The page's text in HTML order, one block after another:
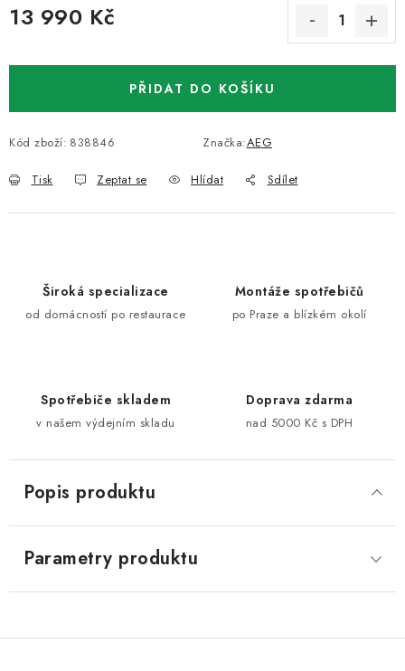
13 990 Kč
PŘIDAT DO KOŠÍKU
Kód zboží: 838846 Značka:AEG
Tisk Zeptat se Hlídat Sdílet
Široká specializace
od domácností po restaurace
Montáže spotřebičů
po Praze a blízkém okolí
Spotřebiče skladem
v našem výdejním skladu
Doprava zdarma
nad 5000 Kč s DPH
Popis produktu
Parametry produktu